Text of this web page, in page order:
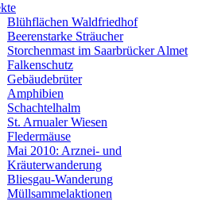
Blühflächen Waldfriedhof
Beerenstarke Sträucher
Storchenmast im Saarbrücker Almet
Falkenschutz
Gebäudebrüter
Amphibien
Schachtelhalm
St. Arnualer Wiesen
Fledermäuse
Mai 2010: Arznei- und
Kräuterwanderung
Bliesgau-Wanderung
Müllsammelaktionen